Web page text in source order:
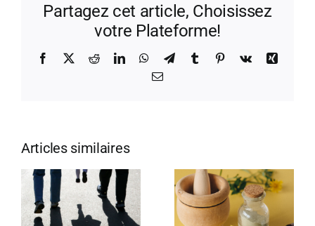
Partagez cet article, Choisissez
votre Plateforme!
Facebook
X RedditLinkedInWhatsApp
TelegramTumblr Pinterest
Vk
Xing
Email
Articles similaires